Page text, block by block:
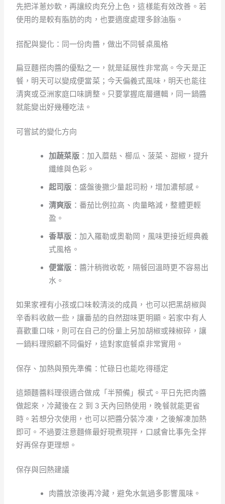
先把洋蔥炒軟，再讓絞肉充分上色，這樣能有效改善。若
使用的是較有脂肪的肉，也要適度處理多餘油脂。
搭配與變化：同一份肉醬，做出不同餐桌風格
扁豆麵搭肉醬的優點之一，就是延展性非常高。今天是正
餐，明天可以變成便當菜；今天偏義式風味，明天也能往
清爽或亞洲家庭口味調整。只要掌握底層邏輯，同一鍋醬
就能變出好幾種吃法。
可嘗試的變化方向
加蔬菜版：加入蘑菇、櫛瓜、菠菜、甜椒，提升
纖維與色彩。
起司版 ：盛盤後撒少量起司粉，增加濃郁感。
清爽版 ：番茄比例拉高、肉量略減，整體更輕
盈。
香草版 ：加入羅勒或奧勒岡，風味更接近經典義
式風格。
便當版 ：醬汁稍微收乾，隔餐回溫時更不容易出
水。
如果家裡有小孩或口味較清淡的成員，也可以把黑胡椒與
辛香料收斂一些，讓番茄的自然甜味更明顯。若家中有人
喜歡重口味，則可在自己的份量上另加胡椒或辣椒碎，讓
一鍋料理照顧不同偏好，這對家庭餐桌非常實用。
保存、加熱與預先準備：忙碌日也能吃得穩定
這類麵醬料理很適合做成「半預備」模式。平日先把肉醬
做起來，冷藏後在 2 到 3 天內回熱使用，晚餐就能更省
時。若想分次使用，也可以把醬分裝冷凍，之後解凍加熱
即可。不過要注意麵條最好現煮現拌，口感會比事先全拌
好再保存更理想。
保存與回熱建議
肉醬放涼後再冷藏，避免水氣過多影響風味。